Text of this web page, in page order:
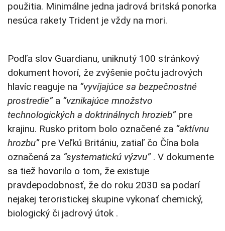
použitia. Minimálne jedna jadrová britská ponorka
nesúca rakety Trident je vždy na mori.
Podľa slov Guardianu, uniknutý 100 stránkový
dokument hovorí, že zvýšenie počtu jadrových
hlavíc reaguje na “vyvíjajúce sa bezpečnostné
prostredie”a “vznikajúce množstvo
technologických a doktrinálnych hrozieb”pre
krajinu. Rusko pritom bolo označené za “aktívnu
hrozbu”pre Veľkú Britániu, zatiaľ čo Čína bola
označená za “systematickú výzvu”. V dokumente
sa tiež hovorilo o tom, že existuje
pravdepodobnosť, že do roku 2030 sa podarí
nejakej teroristickej skupine vykonať chemický,
biologický či jadrový útok .